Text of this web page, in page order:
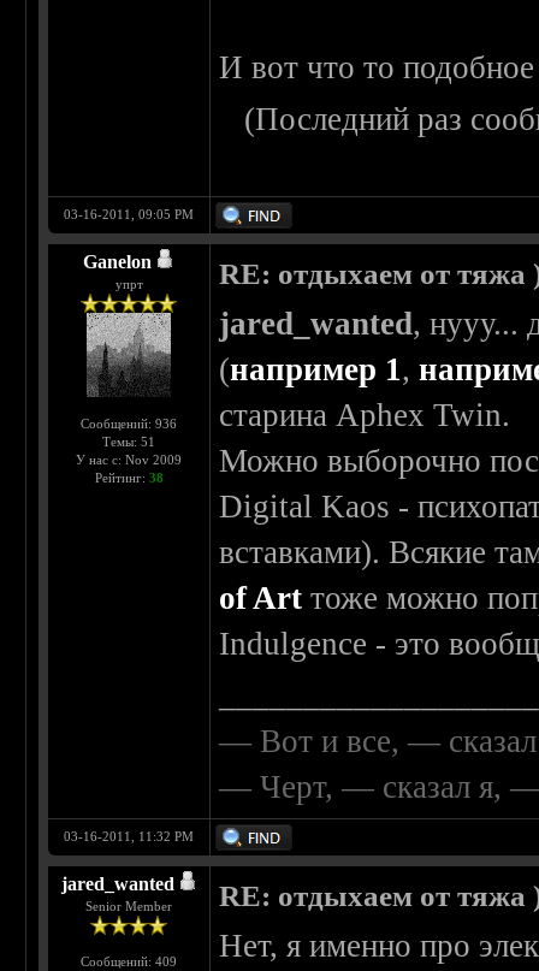
И вот что то
(Последний раз
03-16-2011, 09:05 PM
Ganelon
упрт
Сообщений: 936
Темы: 51
У нас с: Nov 2009
Рейтинг: 38
RE: отдыхаем от тяжа
jared_wanted, нууу...
(например 1,
старина Aphex Twin.
Можно выборочно
Digital Kaos -
вставками). Всякие
of Art тоже можно
Indulgence - это
— Вот и все, —
— Черт, — сказал я, —
03-16-2011, 11:32 PM
jared_wanted
Senior Member
Сообщений: 409
RE: отдыхаем от тяжа
Нет, я именно про